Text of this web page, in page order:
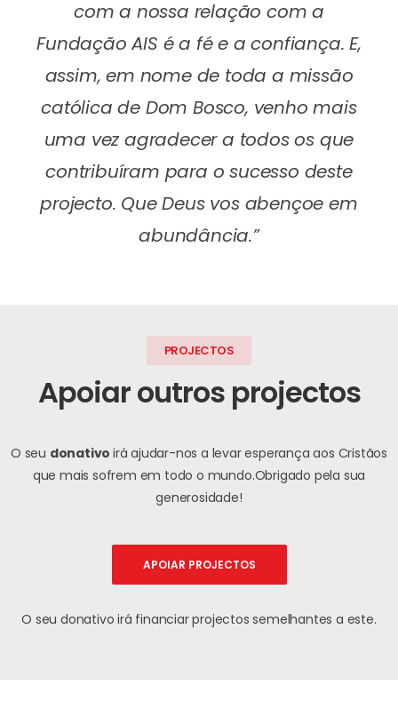
com a nossa relação com a
Fundação AIS é a fé e a confiança. E,
assim, em nome de toda a missão
católica de Dom Bosco, venho mais
uma vez agradecer a todos os que
contribuíram para o sucesso deste
projecto. Que Deus vos abençoe em
abundância.”
PROJECTOS
Apoiar outros projectos
O seu donativo irá ajudar-nos a levar esperança aos Cristãos
que mais sofrem em todo o mundo.Obrigado pela sua
generosidade!
APOIAR PROJECTOS
O seu donativo irá financiar projectos semelhantes a este.